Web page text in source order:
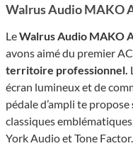
Walrus Audio MAKO
LeWalrus Audio MAKO
avons aimé du premier
territoire professionnel.
écran lumineux et de
pédale d’ampli te propose
classiques
York Audio et Tone Factor.